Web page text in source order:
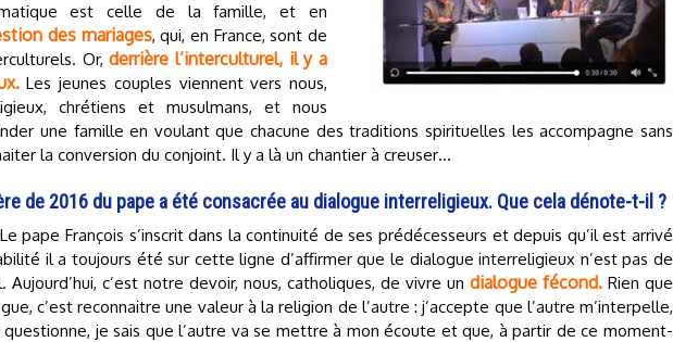
est celle de la famille, et en
des mariages, qui, en France, sont de
Or,derrière l’interculturel, il y a
Les jeunes couples viennent vers nous,
chrétiens et musulmans, et nous
une famille en voulant que chacune des traditions spirituelles les accompagne sans
la conversion du conjoint. Il y a là un chantier à creuser…
de 2016 du pape a été consacrée au dialogue interreligieux. Que cela dénote-t-il ?
Le pape François s’inscrit dans la continuité de ses prédécesseurs et depuis qu’il est arrivé
il a toujours été sur cette ligne d’affirmer que le dialogue interreligieux n’est pas de
Aujourd’hui, c’est notre devoir, nous, catholiques, de vivre un dialogue fécond. Rien que
c’est reconnaitre une valeur à la religion de l’autre : j’accepte que l’autre m’interpelle,
questionne, je sais que l’autre va se mettre à mon écoute et que, à partir de ce moment-